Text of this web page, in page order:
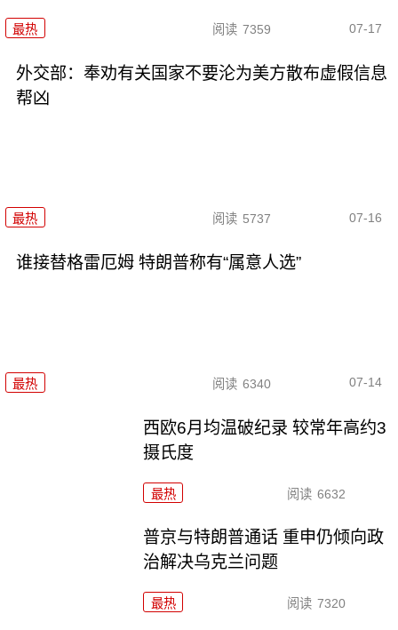
最热 阅读 7359 07-17
外交部：奉劝有关国家不要沦为美方散布虚假信息
帮凶
最热 阅读 5737 07-16
谁接替格雷厄姆 特朗普称有“属意人选”
最热 阅读 6340 07-14
西欧6月均温破纪录 较常年高约3
摄氏度
最热 阅读 6632
普京与特朗普通话 重申仍倾向政
治解决乌克兰问题
最热 阅读 7320